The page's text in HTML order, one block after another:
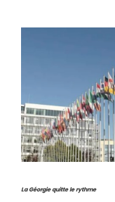
La Géorgie quitte le rythme